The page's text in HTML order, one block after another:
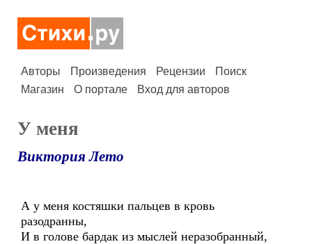
Авторы Произведения Рецензии
Поиск
Магазин
О портале Вход для авторов
У меня
Виктория Лето
А у меня костяшки пальцев в кровь
разодранны,
И в голове бардак из мыслей неразобранный,